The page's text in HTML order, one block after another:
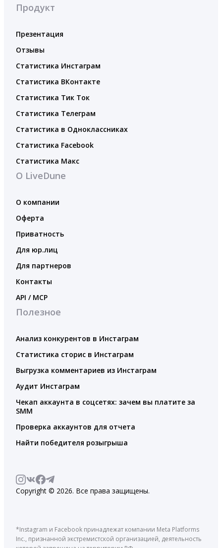
Продукт
Презентация
Отзывы
Статистика Инстаграм
Статистика ВКонтакте
Статистика Тик Ток
Статистика Телеграм
Статистика в Одноклассниках
Статистика Facebook
Статистика Макс
О LiveDune
О компании
Оферта
Приватность
Для юр.лиц
Для партнеров
Контакты
API / MCP
Полезное
Анализ конкурентов в Инстаграм
Статистика сторис в Инстаграм
Выгрузка комментариев из Инстаграм
Аудит Инстаграм
Чекап аккаунта в соцсетях: зачем вы платите за
SMM
Проверка аккаунтов для отчета
Найти победителя розыгрыша
Copyright © 2026. Все права защищены.
*Instagram и Facebook принадлежат компании Meta Platforms
Inc., признанной экстремистской организацией, деятельность